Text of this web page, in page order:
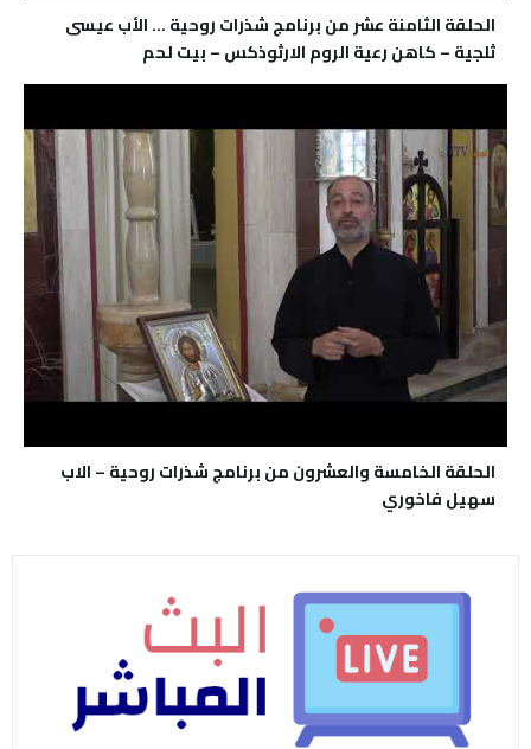
الحلقة الثامنة عشر من برنامج شذرات روحية … الأب عيسى
ثلجية – كاهن رعية الروم الارثوذكس – بيت لحم
الحلقة الخامسة والعشرون من برنامج شذرات روحية – الاب
سهيل فاخوري